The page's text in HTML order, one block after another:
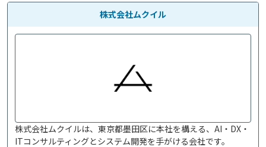
株式会社ムクイル
株式会社ムクイルは、東京都墨田区に本社を構える、AI・DX・
ITコンサルティングとシステム開発を手がける会社です。